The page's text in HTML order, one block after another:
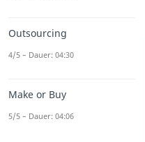
Outsourcing
4/5 – Dauer: 04:30
Make or Buy
5/5 – Dauer: 04:06